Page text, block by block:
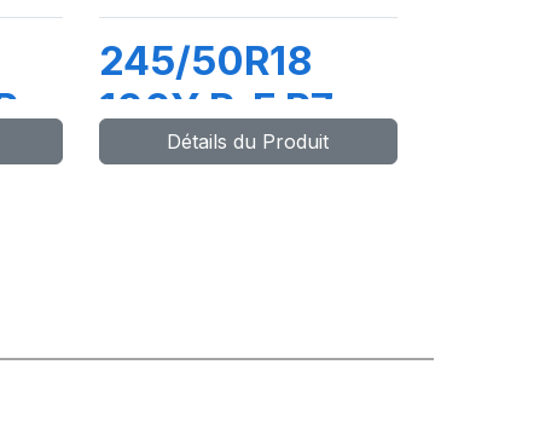
245/50R18
100Y R-F P7
CINTURATO
Détails du Produit